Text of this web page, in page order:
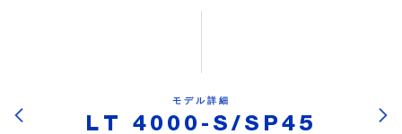
モデル詳細
LT 4000-S/SP45